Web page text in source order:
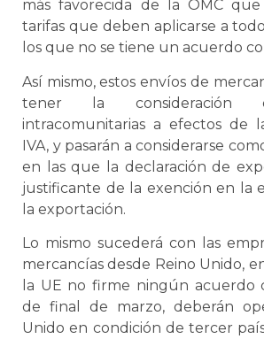
más favorecida de la OMC
tarifas que deben aplicarse a
los que no se tiene un acuerdo
Así mismo, estos envíos de
tener la consideración
intracomunitarias a efectos de
IVA, y pasarán a considerarse
en las que la declaración de
justificante de la exención en la
la exportación.
Lo mismo sucederá con las
mercancías desde Reino Unido,
la UE no firme ningún acuerdo
de final de marzo, deberán
Unido en condición de tercer